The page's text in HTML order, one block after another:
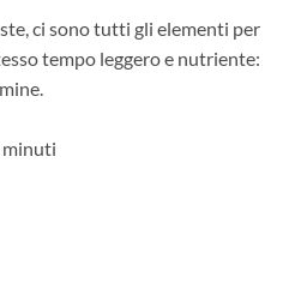
ci sono tutti gli elementi per
tempo leggero e nutriente:
minuti